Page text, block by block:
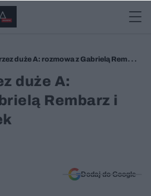
duże A: rozmowa z Gabrielą Rembarz i
duże A:
Rembarz i
Dodaj do Google